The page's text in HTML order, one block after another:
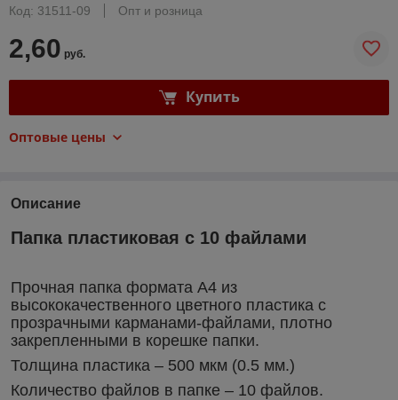
Код: 31511-09
Опт и розница
2,60 руб.
Купить
Оптовые цены
Описание
Папка пластиковая с 10 файлами
Прочная папка формата A4 из
высококачественного цветного пластика с
прозрачными карманами-файлами, плотно
закрепленными в корешке папки.
Толщина пластика – 500 мкм (0.5 мм.)
Количество файлов в папке – 10 файлов.